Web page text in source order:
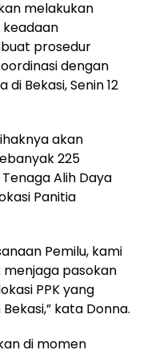
melakukan
prosedur
dengan
Bekasi, Senin 12
akan
225
Alih Daya
Panitia
Pemilu, kami
pasokan
PPK yang
kata Donna.
di momen